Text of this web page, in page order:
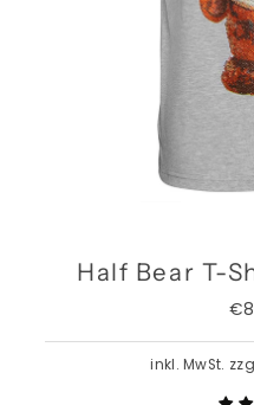
Half Bear T-
inkl. MwSt.